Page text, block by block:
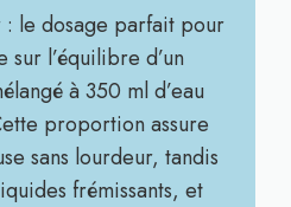
: le dosage parfait pour
l’équilibre d’un
à 350 ml d’eau
proportion assure
sans lourdeur, tandis
frémissants, et